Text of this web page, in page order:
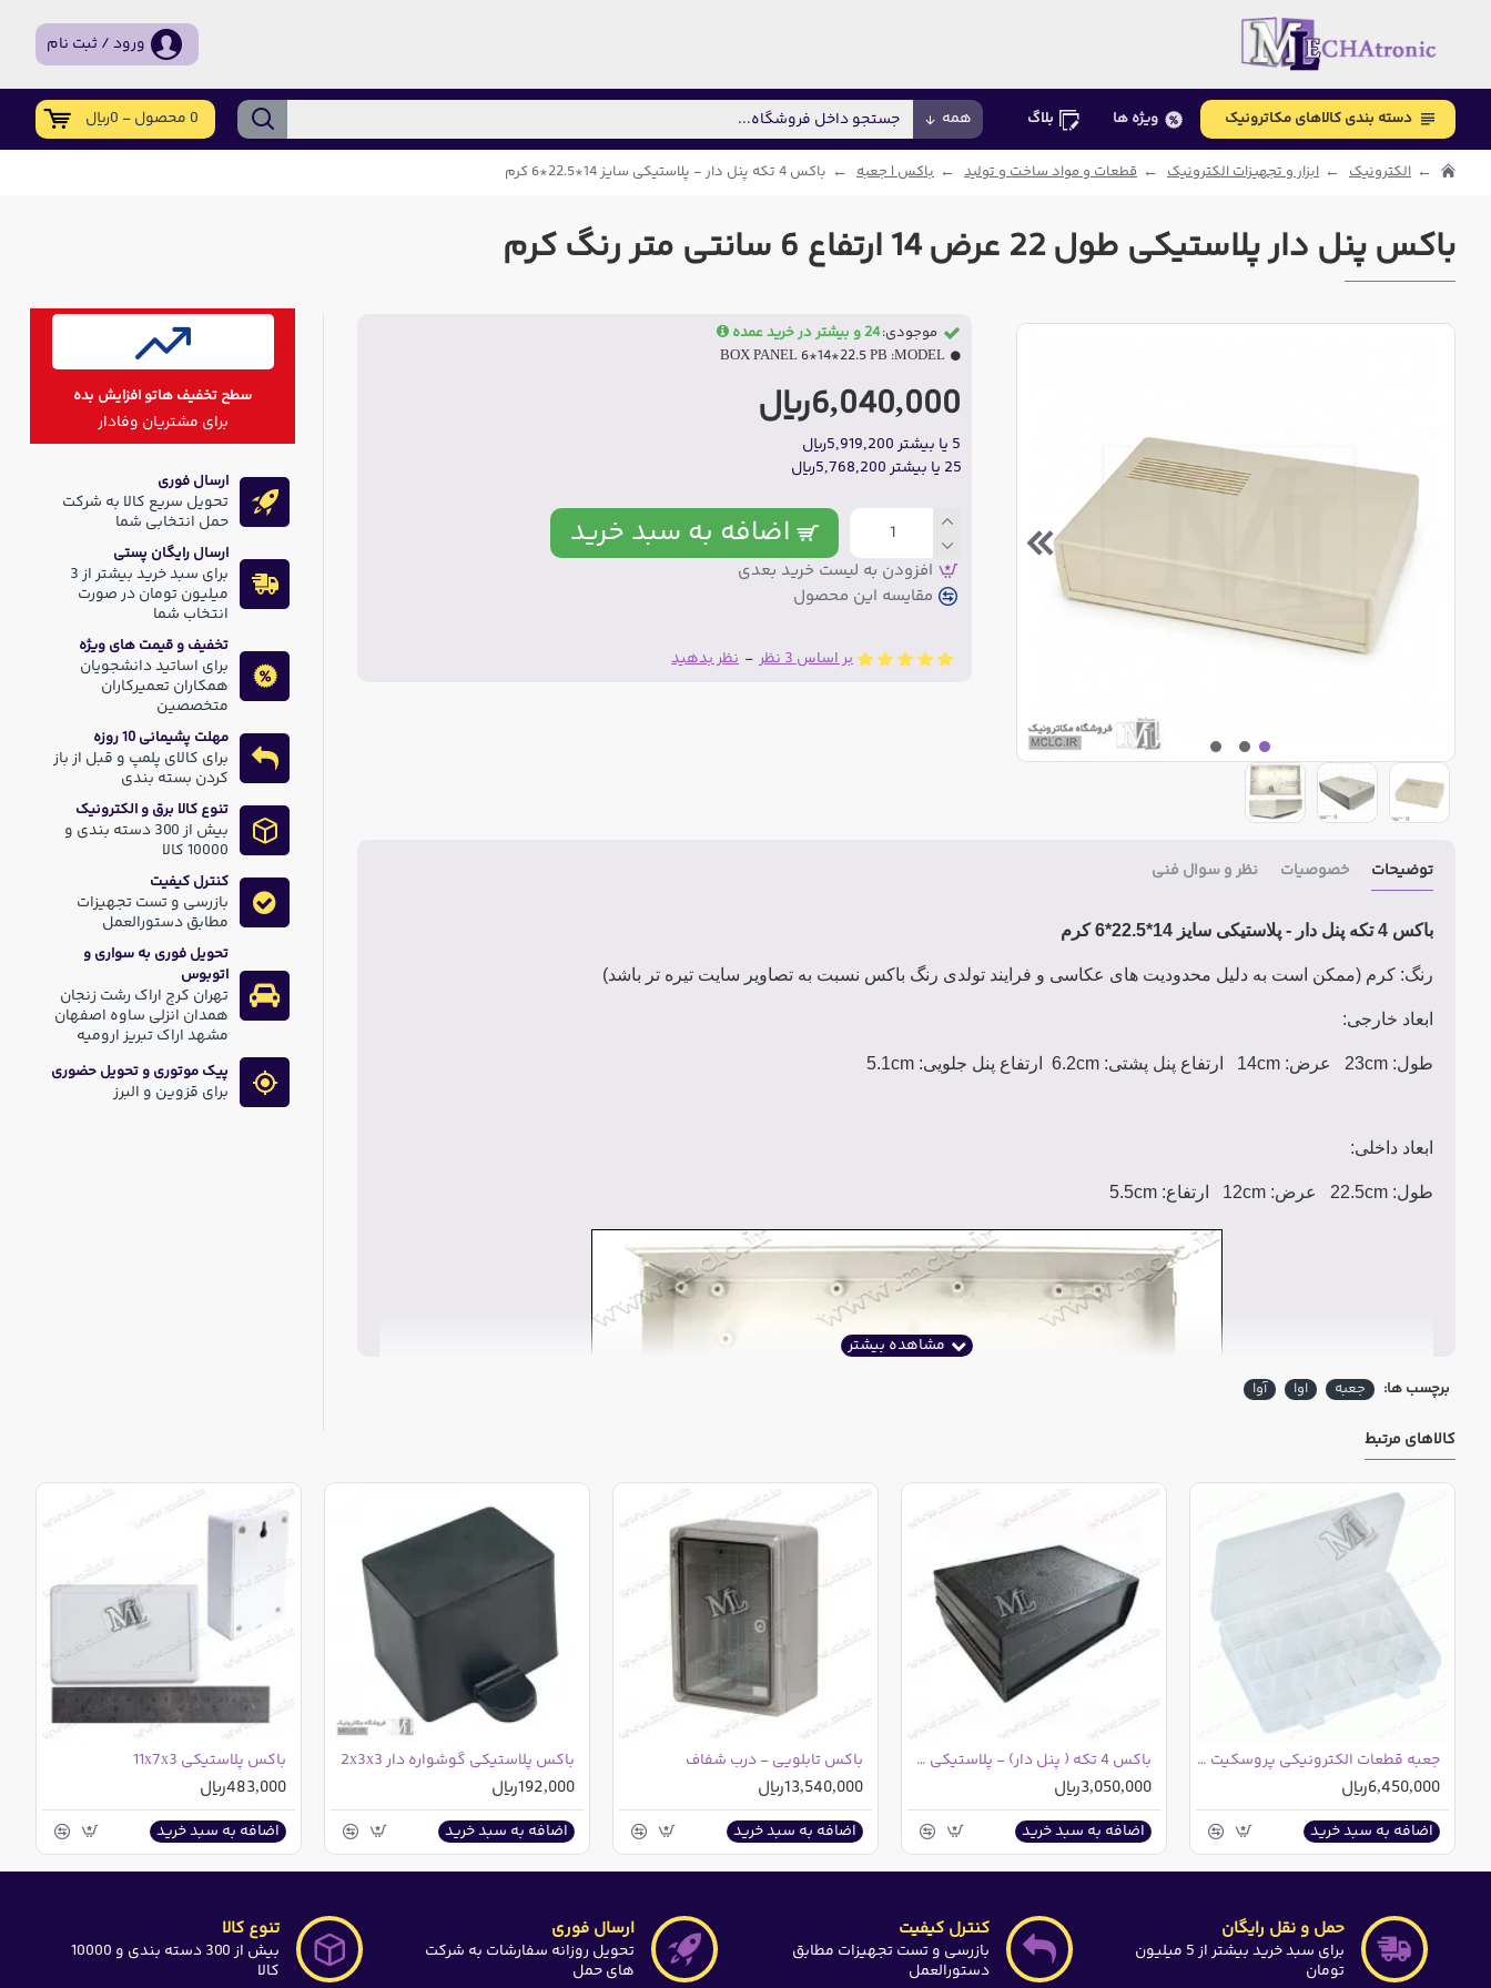
ورود / ثبت نام
دسته بندی کالاهای مکاترونیک ویژه ها بلاگ همه 0 محصول - 0ریال
الکترونیک ابزار و تجهیزات الکترونیک قطعات و مواد ساخت و تولید باکس | جعبه باکس 4 تکه پنل دار - پلاستیکی سایز 14*22.5*6 کرم
باکس پنل دار پلاستیکی طول 22 عرض 14 ارتفاع 6 سانتی متر رنگ کرم
بر اساس 3 نظر - نظر بدهید
6,040,000ریال
5 یا بیشتر 5,919,200ریال
25 یا بیشتر 5,768,200ریال
موجودی: 24 و بیشتر در خرید عمده
MODEL:
BOX PANEL 6*14*22.5 PB
اضافه به سبد خرید
افزودن به لیست خرید بعدی
مقایسه این محصول
توضیحات خصوصیات نظر و سوال فنی
باکس 4 تکه پنل دار - پلاستیکی سایز 14*22.5*6 کرم
رنگ: کرم (ممکن است به دلیل محدودیت های عکاسی و فرایند تولدی رنگ باکس نسبت به تصاویر سایت تیره تر باشد)
ابعاد خارجی:
طول: 23cm عرض: 14cm ارتفاع پنل پشتی: 6.2cm ارتفاع پنل جلویی: 5.1cm
ابعاد داخلی:
طول: 22.5cm عرض: 12cm ارتفاع: 5.5cm
برچسب ها: جعبه اوا آوا
سطح تخفیف هاتو افزایش بده
برای مشتریان وفادار
ارسال فوری
تحویل سریع کالا به شرکت
حمل انتخابی شما
ارسال رایگان پستی
برای سبد خرید بیشتر از 3
میلیون تومان در صورت
انتخاب شما
تخفیف و قیمت های ویژه
برای اساتید دانشجویان
همکاران تعمیرکاران
متخصصین
مهلت پشیمانی 10 روزه
برای کالای پلمپ و قبل از باز
کردن بسته بندی
تنوع کالا برق و الکترونیک
بیش از 300 دسته بندی و
10000 کالا
کنترل کیفیت
بازرسی و تست تجهیزات
مطابق دستورالعمل
تحویل فوری به سواری و
اتوبوس
تهران کرج اراک رشت زنجان
همدان انزلی ساوه اصفهان
مشهد اراک تبریز ارومیه
پیک موتوری و تحویل حضوری
برای قزوین و البرز
کالاهای مرتبط
جعبه قطعات الکترونیکی پروسکیت 203-132E تایوانی
6,450,000ریال
اضافه به سبد خرید
باکس 4 تکه ( پنل دار) - پلاستیکی سایز 21*15*7 مشکی
3,050,000ریال
اضافه به سبد خرید
باکس تابلویی - درب شفاف
13,540,000ریال
اضافه به سبد خرید
باکس پلاستیکی گوشواره دار 2x3x3
192,000ریال
اضافه به سبد خرید
باکس پلاستیکی 11x7x3
483,000ریال
اضافه به سبد خرید
حمل و نقل رایگان
برای سبد خرید بیشتر از 5 میلیون
تومان
کنترل کیفیت
بازرسی و تست تجهیزات مطابق
دستورالعمل
ارسال فوری
تحویل روزانه سفارشات به شرکت
های حمل
تنوع کالا
بیش از 300 دسته بندی و 10000
کالا